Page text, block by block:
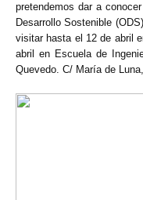
pretendemos dar a
Desarrollo Sostenible
visitar hasta el 12 de abril
abril en Escuela de
Quevedo. C/ María de